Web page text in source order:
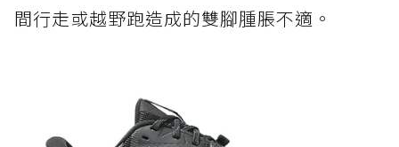
間行走或越野跑造成的雙腳腫脹不適。